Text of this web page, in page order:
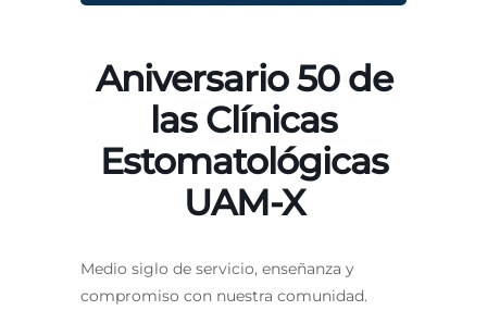
Aniversario 50 de
las Clínicas
Estomatológicas
UAM-X
Medio siglo de servicio, enseñanza y
compromiso con nuestra comunidad.